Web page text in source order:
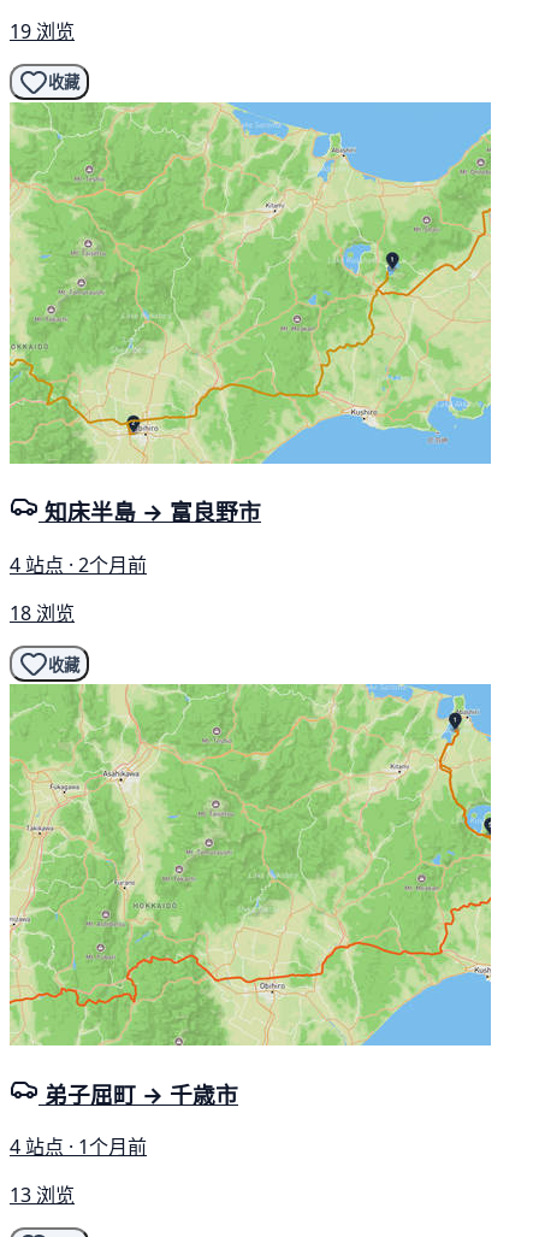
19 浏览
收藏
知床半島 → 富良野市
4 站点 · 2个月前
18 浏览
收藏
弟子屈町 → 千歳市
4 站点 · 1个月前
13 浏览